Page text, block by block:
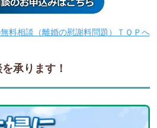
料相談（離婚の慰謝料問題）ＴＯＰへ
承ります！